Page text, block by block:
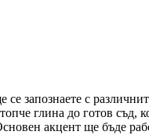
запознаете с
глина до готов съд,
акцент ще бъде